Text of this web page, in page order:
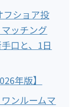
フショア投
ッチング
口と、1日
年版】
ンルームマ